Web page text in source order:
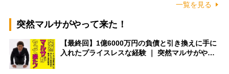
一覧を見る
突然マルサがやって来た！
【最終回】1億6000万円の負債と引き換えに手に
入れたプライスレスな経験 ｜ 突然マルサがや…